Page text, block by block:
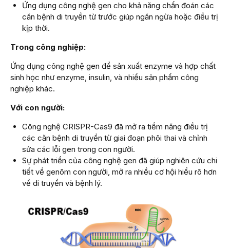
Ứng dụng công nghệ gen cho khả năng chẩn đoán các
căn bệnh di truyền từ trước giúp ngăn ngừa hoặc điều trị
kịp thời.
Trong công nghiệp:
Ứng dụng công nghệ gen để sản xuất enzyme và hợp chất
sinh học như enzyme, insulin, và nhiều sản phẩm công
nghiệp khác.
Với con người:
Công nghệ CRISPR-Cas9 đã mở ra tiềm năng điều trị
các căn bệnh di truyền từ giai đoạn phôi thai và chỉnh
sửa các lỗi gen trong con người.
Sự phát triển của công nghệ gen đã giúp nghiên cứu chi
tiết về genôm con người, mở ra nhiều cơ hội hiểu rõ hơn
về di truyền và bệnh lý.